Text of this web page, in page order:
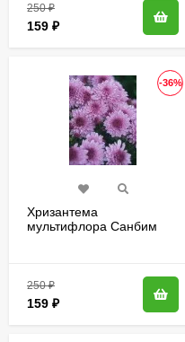
250₽
159 ₽
-36%
Хризантема
мультифлора Санбим
250₽
159 ₽